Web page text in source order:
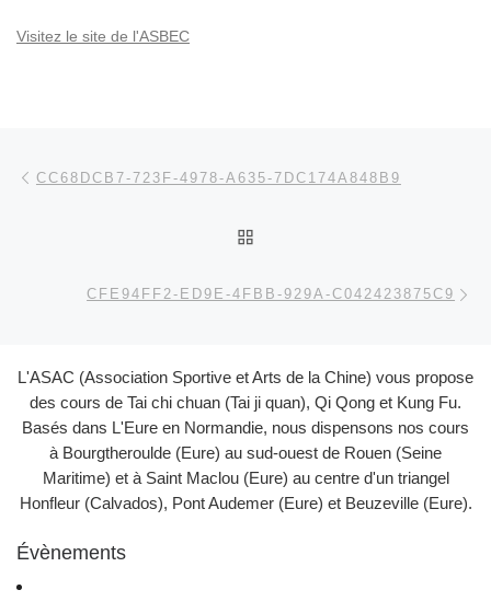
Visitez le site de l'ASBEC
Parcourir les articles
CC68DCB7-723F-4978-A635-7DC174A848B9
CFE94FF2-ED9E-4FBB-929A-C042423875C9
L'ASAC (Association Sportive et Arts de la Chine) vous propose
des cours de Tai chi chuan (Tai ji quan), Qi Qong et Kung Fu.
Basés dans L'Eure en Normandie, nous dispensons nos cours
à Bourgtheroulde (Eure) au sud-ouest de Rouen (Seine
Maritime) et à Saint Maclou (Eure) au centre d'un triangel
Honfleur (Calvados), Pont Audemer (Eure) et Beuzeville (Eure).
Évènements